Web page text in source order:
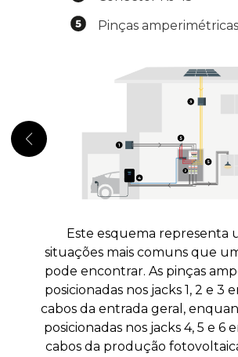
Pinças
Este esquema representa
situações mais comuns que
pode encontrar. As pinças
posicionadas nos jacks 1, 2 e 3
cabos da entrada geral,
posicionadas nos jacks 4, 5 e 6
cabos da produção